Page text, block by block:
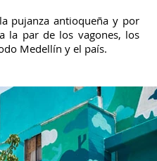
pujanza antioqueña y por
la par de los vagones, los
Medellín y el país.